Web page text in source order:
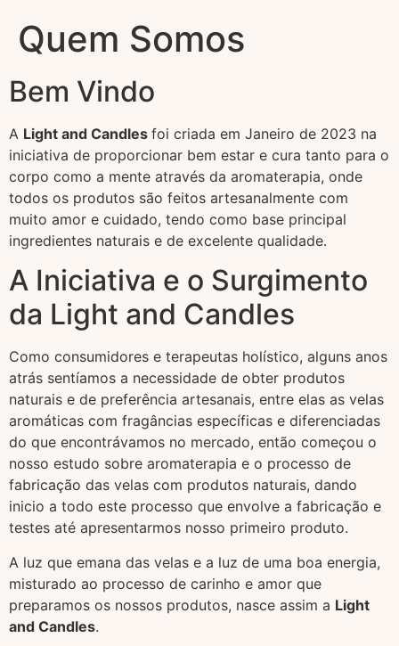
Quem Somos
Bem Vindo
A Light and Candles foi criada em Janeiro de 2023 na
iniciativa de proporcionar bem estar e cura tanto para o
corpo como a mente através da aromaterapia, onde
todos os produtos são feitos artesanalmente com
muito amor e cuidado, tendo como base principal
ingredientes naturais e de excelente qualidade.
A Iniciativa e o Surgimento
da Light and Candles
Como consumidores e terapeutas holístico, alguns anos
atrás sentíamos a necessidade de obter produtos
naturais e de preferência artesanais, entre elas as velas
aromáticas com fragâncias específicas e diferenciadas
do que encontrávamos no mercado, então começou o
nosso estudo sobre aromaterapia e o processo de
fabricação das velas com produtos naturais, dando
inicio a todo este processo que envolve a fabricação e
testes até apresentarmos nosso primeiro produto.
A luz que emana das velas e a luz de uma boa energia,
misturado ao processo de carinho e amor que
preparamos os nossos produtos, nasce assim a Light
and Candles.